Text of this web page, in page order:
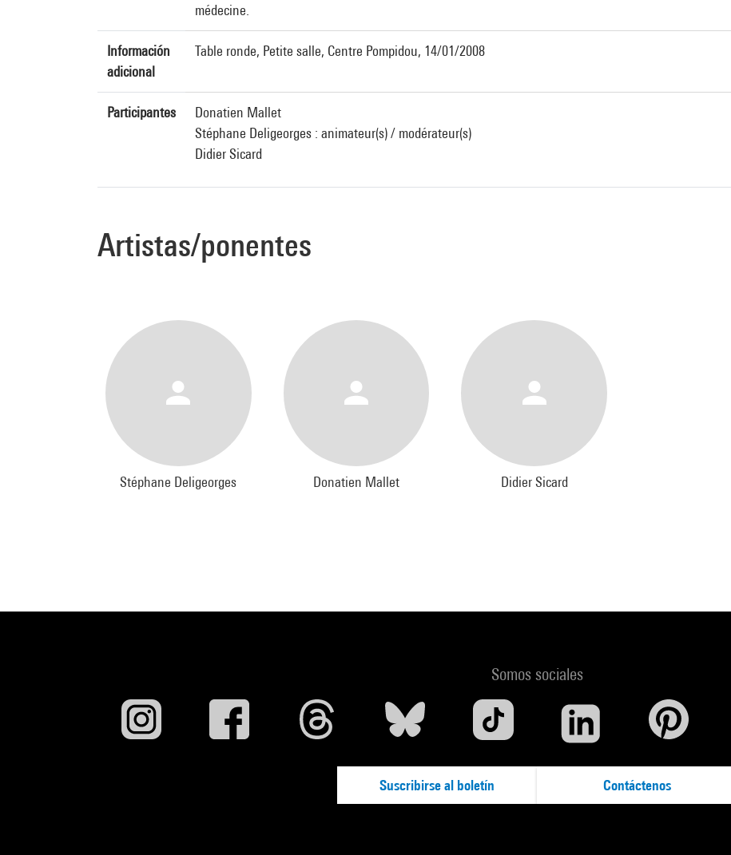
médecine.
Información
adicional
Table ronde, Petite salle, Centre Pompidou, 14/01/2008
Participantes
Donatien Mallet
Stéphane Deligeorges : animateur(s) / modérateur(s)
Didier Sicard
Artistas/ponentes
Stéphane Deligeorges Donatien Mallet Didier Sicard
Somos sociales
Suscribirse al boletín Contáctenos